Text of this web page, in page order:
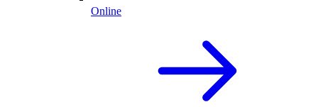
Online